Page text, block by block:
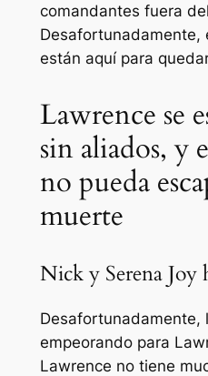
comandantes fuera
Desafortunadamente,
están aquí para
Lawrence se
sin aliados, y
no pueda
muerte
Nick y Serena Joy
Desafortunadamente,
empeorando para
Lawrence no tiene